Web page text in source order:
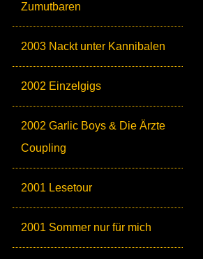
Zumutbaren
2003 Nackt unter Kannibalen
2002 Einzelgigs
2002 Garlic Boys & Die Ärzte
Coupling
2001 Lesetour
2001 Sommer nur für mich